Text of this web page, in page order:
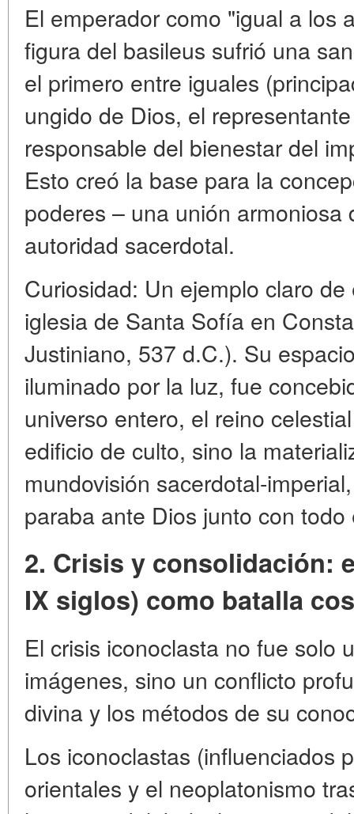
El emperador como "igual a los
figura del basileus sufrió una
el primero entre iguales
ungido de Dios, el
responsable del bienestar del
Esto creó la base para la
poderes – una unión armoniosa
autoridad sacerdotal.
Curiosidad: Un ejemplo claro
iglesia de Santa Sofía en
Justiniano, 537 d.C.). Su
iluminado por la luz, fue
universo entero, el reino
edificio de culto, sino la
mundovisión sacerdotal-
paraba ante Dios junto con todo
2. Crisis y consolidación:
IX siglos) como batalla
El crisis iconoclasta no fue solo
imágenes, sino un conflicto
divina y los métodos de su
Los iconoclastas (influenciados
orientales y el neoplatonismo